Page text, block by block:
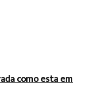
como esta em